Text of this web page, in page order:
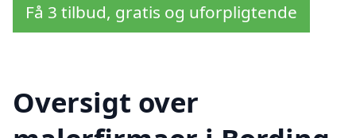
Få 3 tilbud, gratis og uforpligtende
Oversigt over